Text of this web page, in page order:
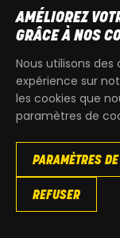
Copyright© 2026
Cookies
AMÉLIOREZ
GRÂCE À NOS
Nous utilisons
expérience sur
les cookies que
paramètres de
PARAMÈTRES
REFUSER